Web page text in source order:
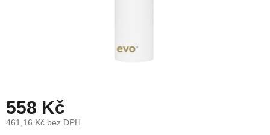
558 Kč
461,16 Kč bez DPH